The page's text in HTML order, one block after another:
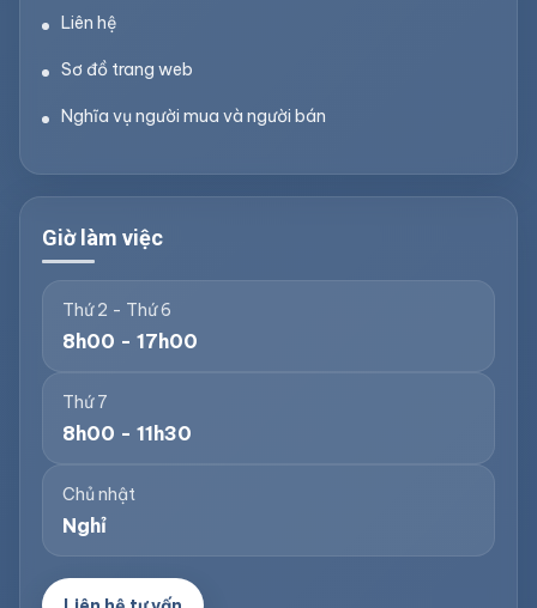
Liên hệ
Sơ đồ trang web
Nghĩa vụ người mua và người bán
Giờ làm việc
Thứ 2 - Thứ 6
8h00 - 17h00
Thứ 7
8h00 - 11h30
Chủ nhật
Nghỉ